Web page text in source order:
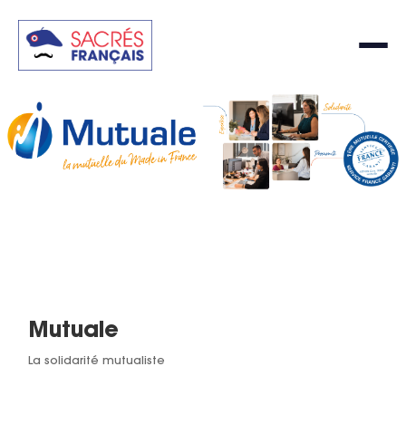
Mutuale
La solidarité mutualiste